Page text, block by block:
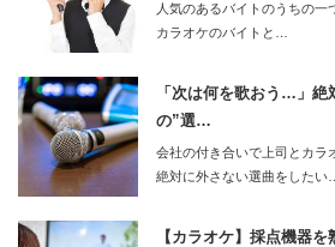
人気のあるバイトのうちの
カラオケのバイトと…
「次は何を歌おう…」
の”選…
会社の付き合いで上司とカラ
絶対に外さない選曲をしたい…
【カラオケ】採点機器